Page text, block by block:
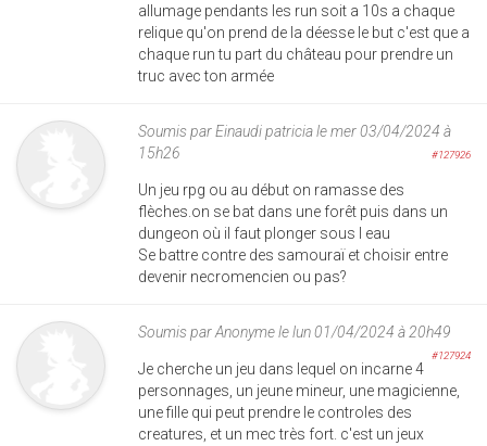
allumage pendants les run soit a 10s a chaque
relique qu'on prend de la déesse le but c'est que a
chaque run tu part du château pour prendre un
truc avec ton armée
Soumis parEinaudi patriciale mer 03/04/2024 à
15h26
#127926
Un jeu rpg ou au début on ramasse des
flèches.on se bat dans une forêt puis dans un
dungeon où il faut plonger sous l eau
Se battre contre des samouraï et choisir entre
devenir necromencien ou pas?
Soumis parAnonymele lun 01/04/2024 à 20h49
#127924
Je cherche un jeu dans lequel on incarne 4
personnages, un jeune mineur, une magicienne,
une fille qui peut prendre le controles des
creatures, et un mec très fort. c'est un jeux